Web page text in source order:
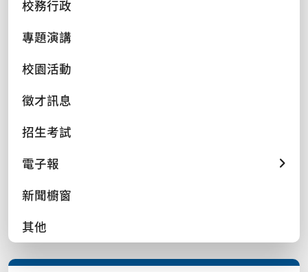
校務行政
專題演講
校園活動
徵才訊息
招生考試
電子報
新聞櫥窗
其他